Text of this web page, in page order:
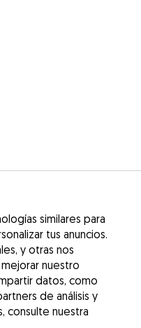
similares para
tus anuncios.
y otras nos
nuestro
datos, como
de análisis y
consulte nuestra